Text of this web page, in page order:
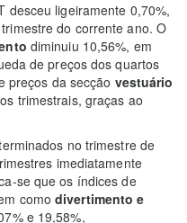
desceu ligeiramente 0,70%,
do corrente ano. O
diminuiu 10,56%, em
de preços dos quartos
preços da secção vestuário
trimestrais, graças ao
no trimestre de
imediatamente
se que os índices de
como divertimento e
e 19,58%,